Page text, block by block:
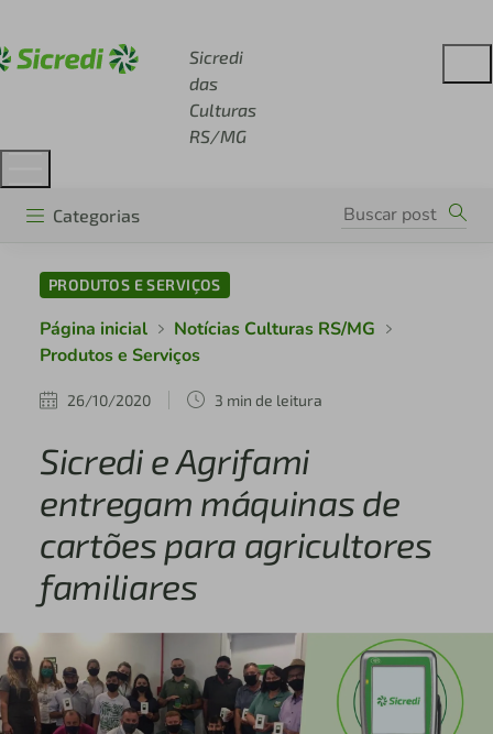
Sicredi
das
Culturas
RS/MG
Categorias
PRODUTOS E SERVIÇOS
Página inicial
Notícias Culturas RS/MG
Produtos e Serviços
26/10/2020 3 min de leitura
Sicredi e Agrifami
entregam máquinas de
cartões para agricultores
familiares